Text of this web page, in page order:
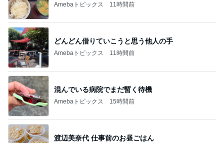
Amebaトピックス 11時間前
どんどん借りていこうと思う他人の手
Amebaトピックス 11時間前
混んでいる病院でまだ暫く待機
Amebaトピックス 15時間前
渡辺美奈代 仕事前のお昼ごはん